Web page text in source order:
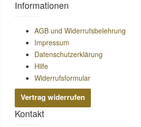
Informationen
AGB und Widerrufsbelehrung
Impressum
Datenschutzerklärung
Hilfe
Widerrufsformular
Vertrag widerrufen
Kontakt